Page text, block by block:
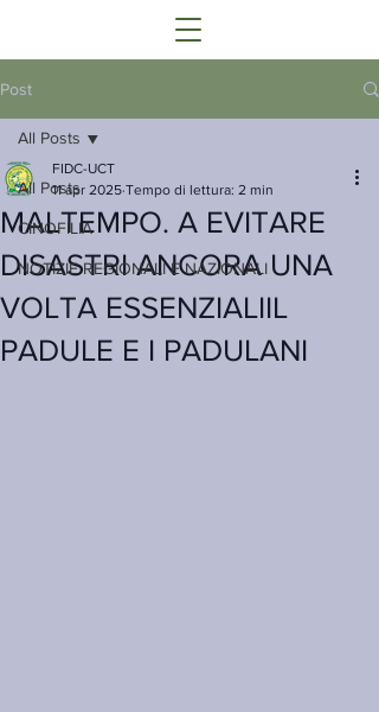
Post
All Posts
CINOFILIA
NOTIZIE REGIONALI E NAZIONALI
All Posts
MALTEMPO. A EVITARE
DISASTRI ANCORA UNA
VOLTA ESSENZIALIIL
PADULE E I PADULANI
FIDC-UCT
11 apr 2025 Tempo di lettura: 2 min